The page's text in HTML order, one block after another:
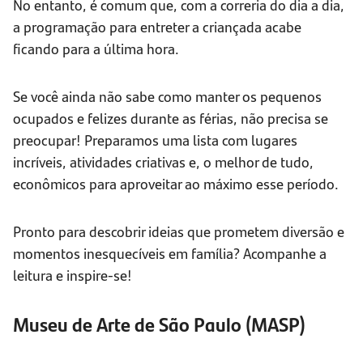
No entanto, é comum que, com a correria do dia a dia,
a programação para entreter a criançada acabe
ficando para a última hora.
Se você ainda não sabe como manter os pequenos
ocupados e felizes durante as férias, não precisa se
preocupar! Preparamos uma lista com lugares
incríveis, atividades criativas e, o melhor de tudo,
econômicos para aproveitar ao máximo esse período.
Pronto para descobrir ideias que prometem diversão e
momentos inesquecíveis em família? Acompanhe a
leitura e inspire-se!
Museu de Arte de São Paulo (MASP)